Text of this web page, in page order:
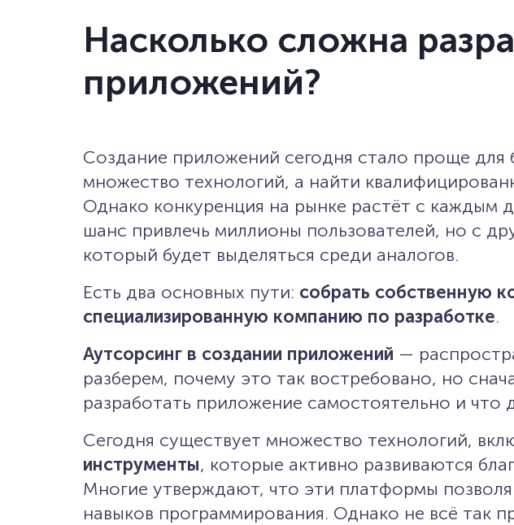
Насколько сложна
приложений?
Создание приложений сегодня стало проще для
множество технологий, а найти
Однако конкуренция на рынке растёт с каждым
шанс привлечь миллионы пользователей, но с
который будет выделяться среди аналогов.
Есть два основных пути: собрать собственную
специализированную компанию по разработке.
Аутсорсинг в создании приложений —
разберем, почему это так востребовано, но
разработать приложение самостоятельно и что
Сегодня существует множество технологий,
инструменты, которые активно развиваются
Многие утверждают, что эти платформы
навыков программирования. Однако не всё так